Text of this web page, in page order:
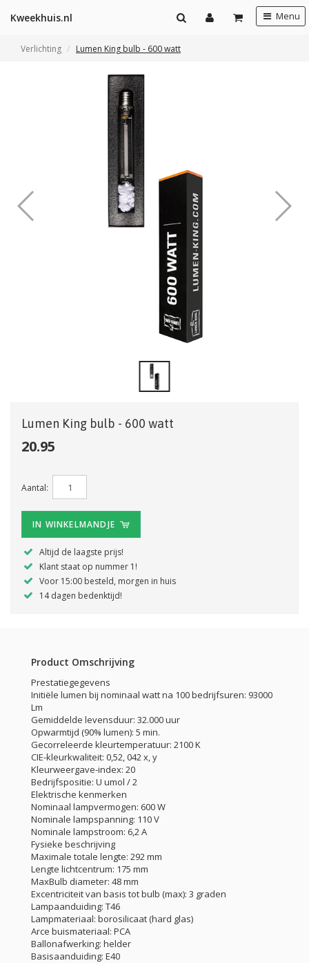
Kweekhuis.nl Menu
Verlichting Lumen King bulb - 600 watt
Lumen King bulb - 600 watt
20.95
Aantal:
IN WINKELMANDJE
Altijd de laagste prijs!
Klant staat op nummer 1!
Voor 15:00 besteld, morgen in huis
14 dagen bedenktijd!
Product Omschrijving
Prestatiegegevens
Initiële lumen bij nominaal watt na 100 bedrijfsuren: 93000
Lm
Gemiddelde levensduur: 32.000 uur
Opwarmtijd (90% lumen): 5 min.
Gecorreleerde kleurtemperatuur: 2100 K
CIE-kleurkwaliteit: 0,52, 042 x, y
Kleurweergave-index: 20
Bedrijfspositie: U umol / 2
Elektrische kenmerken
Nominaal lampvermogen: 600 W
Nominale lampspanning: 110 V
Nominale lampstroom: 6,2 A
Fysieke beschrijving
Maximale totale lengte: 292 mm
Lengte lichtcentrum: 175 mm
MaxBulb diameter: 48 mm
Excentriciteit van basis tot bulb (max): 3 graden
Lampaanduiding: T46
Lampmateriaal: borosilicaat (hard glas)
Arce buismateriaal: PCA
Ballonafwerking: helder
Basisaanduiding: E40